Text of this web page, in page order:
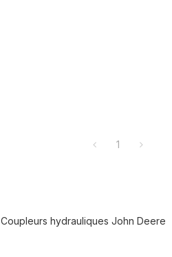
1
Coupleurs hydrauliques John Deere